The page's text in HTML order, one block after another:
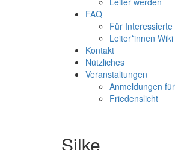
FAQ
Für
Leiter*innen Wiki
Kontakt
Nützliches
Veranstaltungen
Anmeldungen
Friedenslicht
Silke